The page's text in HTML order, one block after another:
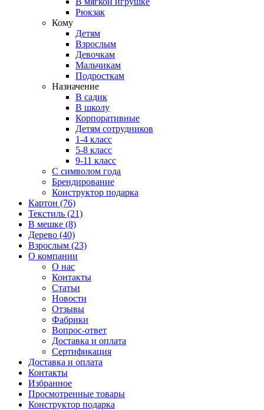
Рюкзак
Кому
Детям
Взрослым
Девочкам
Мальчикам
Подросткам
Назначение
В садик
В школу
Корпоративные
Детям сотрудников
1-4 класс
5-8 класс
9-11 класс
С символом года
Брендирование
Конструктор подарка
Картон (76)
Текстиль (21)
В мешке (8)
Дерево (40)
Взрослым (23)
О компании
О нас
Контакты
Статьи
Новости
Отзывы
Фабрики
Вопрос-ответ
Доставка и оплата
Сертификация
Доставка и оплата
Контакты
Избранное
Просмотренные товары
Конструктор подарка